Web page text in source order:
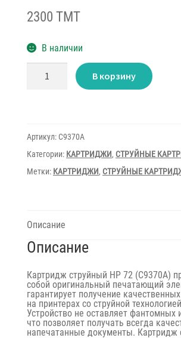
2300 TMT
В наличии
Количество
товара
C9370A
Photo
Black
В корзину
Артикул: C9370A
Категории: КАРТРИДЖИ, СТРУЙНЫЕ
Метки: КАРТРИДЖИ, СТРУЙНЫЕ
Описание
Описание
Картридж струйный HP 72 (C9370A)
собой оригинальный печатающий
гарантирует получение
на принтерах со струйной
Устройство не оставляет фантомных
что позволяет получать всегда
напечатанные документы. Картридж